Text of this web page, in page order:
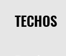
TECHOS